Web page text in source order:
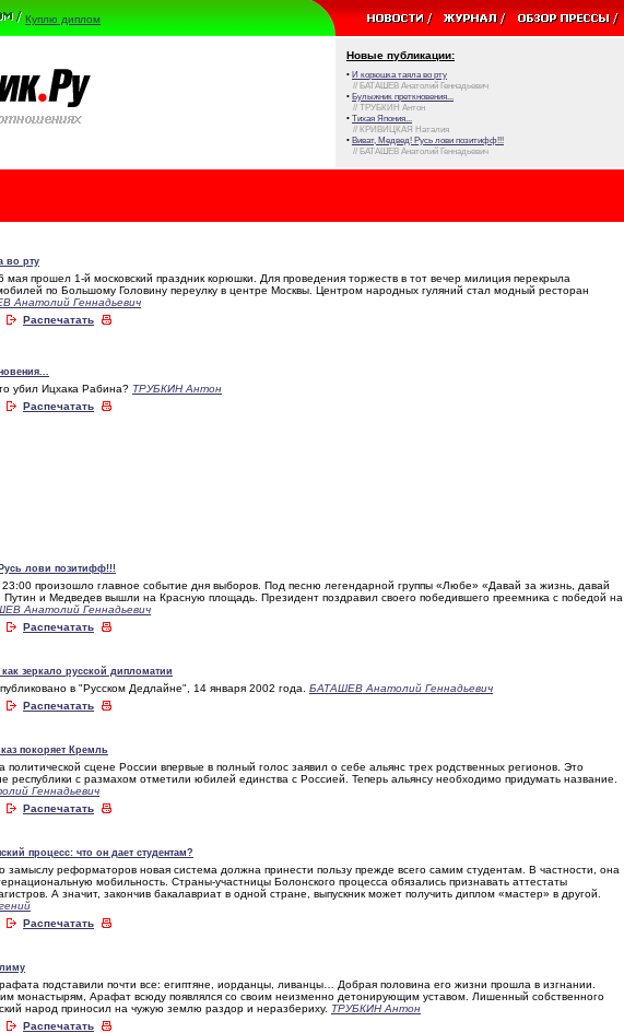
Куплю диплом
Новые публикации:
• И корюшка таяла во рту
// БАТАШЕВ Анатолий Геннадьевич
• Булыжник преткновения...
// ТРУБКИН Антон
• Тихая Япония...
// КРИВИЦКАЯ Наталия
• Виват, Медвед! Русь лови позитифф!!!
// БАТАШЕВ Анатолий Геннадьевич
во рту
мая прошел 1-й московский праздник корюшки. Для проведения торжеств в тот вечер милиция перекрыла
по Большому Головину переулку в центре Москвы. Центром народных гуляний стал модный ресторан
Анатолий Геннадьевич
Распечатать
убил Ицхака Рабина? ТРУБКИН Антон
Распечатать
лови позитифф!!!
произошло главное событие дня выборов. Под песню легендарной группы «Любе» «Давай за жизнь, давай
Путин и Медведев вышли на Красную площадь. Президент поздравил своего победившего преемника с победой на
Анатолий Геннадьевич
Распечатать
зеркало русской дипломатии
в "Русском Дедлайне", 14 января 2002 года. БАТАШЕВ Анатолий Геннадьевич
Распечатать
покоряет Кремль
политической сцене России впервые в полный голос заявил о себе альянс трех родственных регионов. Это
республики с размахом отметили юбилей единства с Россией. Теперь альянсу необходимо придумать название.
Геннадьевич
Распечатать
процесс: что он дает студентам?
замыслу реформаторов новая система должна принести пользу прежде всего самим студентам. В частности, она
мобильность. Страны-участницы Болонского процесса обязались признавать аттестаты
А значит, закончив бакалавриат в одной стране, выпускник может получить диплом «мастер» в другой.
Распечатать
подставили почти все: египтяне, иорданцы, ливанцы… Добрая половина его жизни прошла в изгнании.
монастырям, Арафат всюду появлялся со своим неизменно детонирующим уставом. Лишенный собственного
народ приносил на чужую землю раздор и неразбериху. ТРУБКИН Антон
Распечатать